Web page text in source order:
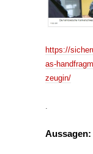
https://
as-
zeugin/
.
Aussagen: